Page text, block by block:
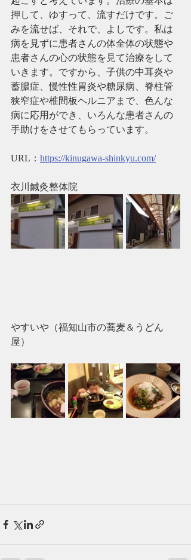
押して、ゆすって、流すだけです。ご
みを流せば、それで、よしです。私は
病を見ずに患者さんの体全体の状態や
患者さんの心の状態を見て治療をして
いきます。ですから、子供の中耳炎や
蓄膿症、慢性性胃炎や糖尿病、脊柱管
狭窄症や椎間板ヘルニアまで、色んな
病に応用ができ、いろんな患者さんの
手助けをさせてもらっています。
URL： https://kinugawa-shinkyu.com/
衣川鍼灸整体院
やすいや（福知山市の蕎麦＆うどん
屋）